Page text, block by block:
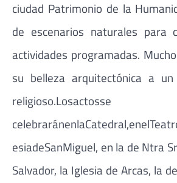
ciudad Patrimonio de la
de escenarios naturales para
actividades programadas.
su belleza arquitectónica a
religioso.Losactosse
esiadeSanMiguel, en la de Ntra
Salvador, la Iglesia de Arcas, la